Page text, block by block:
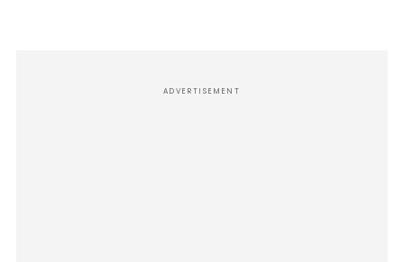
ADVERTISEMENT